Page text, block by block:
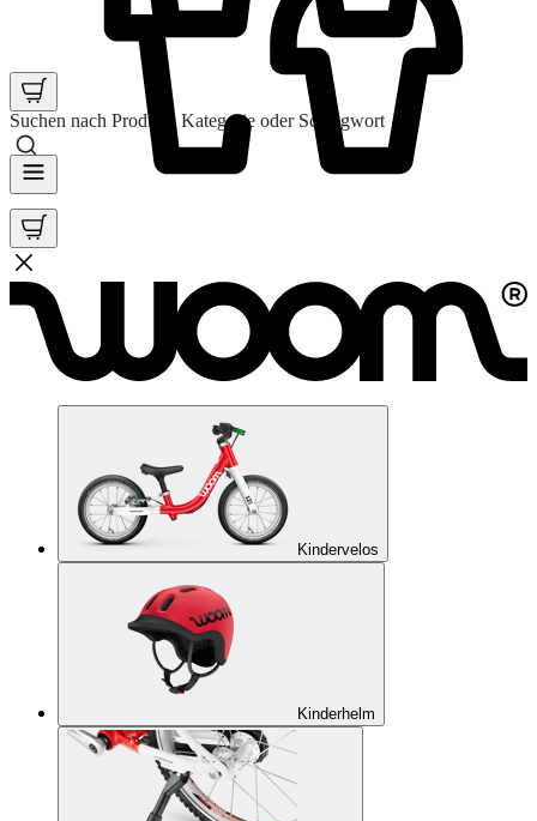
Suchen nach Produkt, Kategorie oder Schlagwort
Kindervelos
Kinderhelm